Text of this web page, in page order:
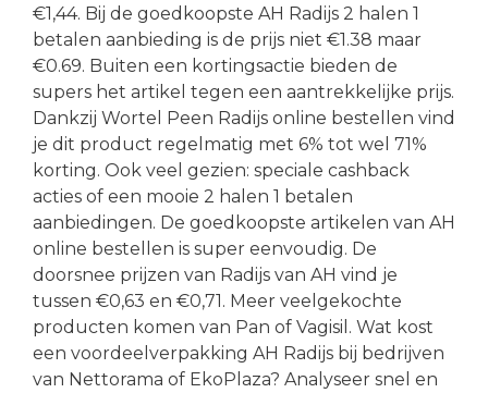
€1,44. Bij de goedkoopste AH Radijs 2 halen 1
betalen aanbieding is de prijs niet €1.38 maar
€0.69. Buiten een kortingsactie bieden de
supers het artikel tegen een aantrekkelijke prijs.
Dankzij Wortel Peen Radijs online bestellen vind
je dit product regelmatig met 6% tot wel 71%
korting. Ook veel gezien: speciale cashback
acties of een mooie 2 halen 1 betalen
aanbiedingen. De goedkoopste artikelen van AH
online bestellen is super eenvoudig. De
doorsnee prijzen van Radijs van AH vind je
tussen €0,63 en €0,71. Meer veelgekochte
producten komen van Pan of Vagisil. Wat kost
een voordeelverpakking AH Radijs bij bedrijven
van Nettorama of EkoPlaza? Analyseer snel en